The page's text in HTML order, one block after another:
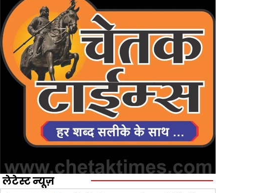
लेटेस्ट न्यूज़